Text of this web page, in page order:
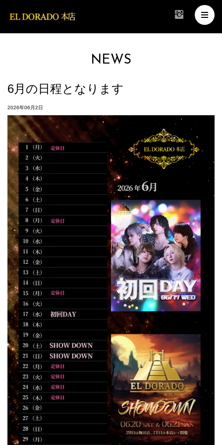
NEWS
6月の日程となります
2026年06月2日